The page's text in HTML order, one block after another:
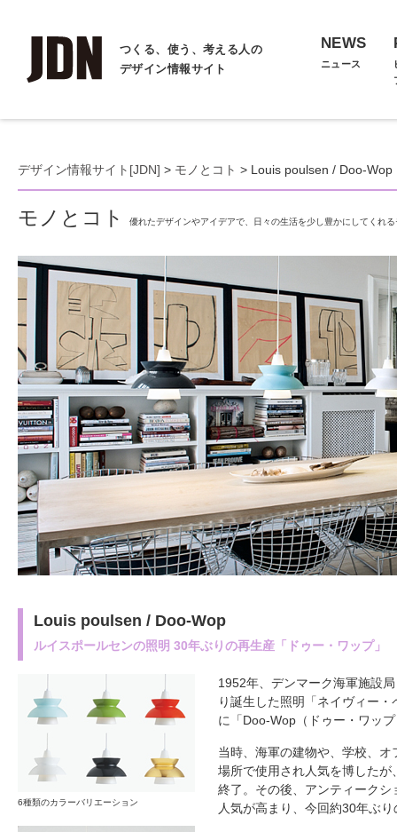
つくる、使う、考える人の
デザイン情報サイト
NEWS
ニュース
デザイン情報サイト[JDN] > モノとコト > Louis poulsen / Doo-Wop
モノとコト 優れたデザインやアイデアで、日々の生活を少し豊かにしてくれ
Louis poulsen / Doo-Wop
ルイスポールセンの照明 30年ぶりの再生産「ドゥー・ワップ」
6種類のカラーバリエーション
1952年、デンマーク海軍施設
り誕生した照明「ネイヴィー
に「Doo-Wop（ドゥー・ワッ
当時、海軍の建物や、学校、
場所で使用され人気を博した
終了。その後、アンティーク
人気が高まり、今回約30年ぶ